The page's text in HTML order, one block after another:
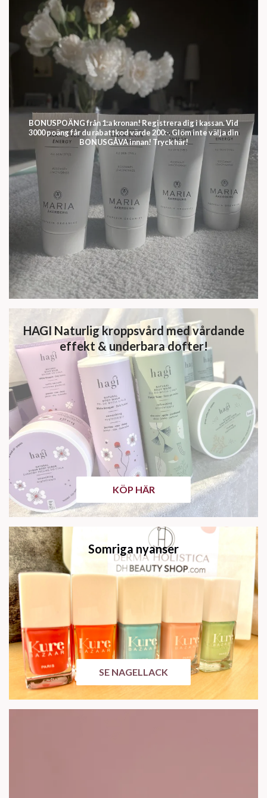
BONUSPOÄNG från 1:a kronan! Registrera dig i kassan. Vid
3000 poäng får du rabattkod värde 200:-. Glöm inte välja din
BONUSGÅVA innan! Tryck här!
HAGI Naturlig kroppsvård med vårdande
effekt & underbara dofter!
KÖP HÄR
Somriga nyanser
SE NAGELLACK